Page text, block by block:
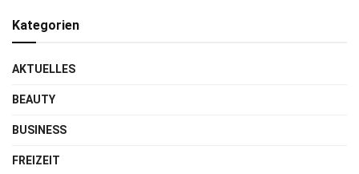
Kategorien
AKTUELLES
BEAUTY
BUSINESS
FREIZEIT